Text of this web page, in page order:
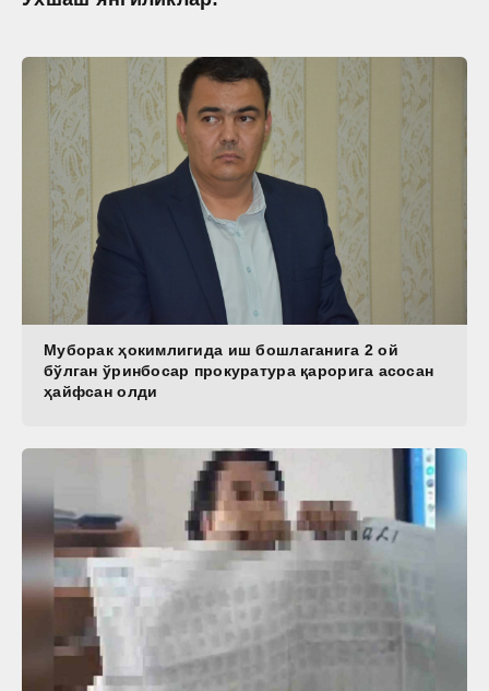
Муборак ҳокимлигида иш бошлаганига 2 ой
бўлган ўринбосар прокуратура қарорига асосан
ҳайфсан олди